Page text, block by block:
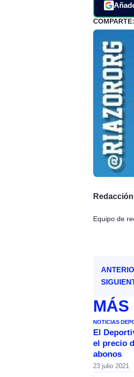
COMPARTE:
Redacción
Equipo de
MÁS
NOTICIAS
El
el precio
abonos
23 julio 2021